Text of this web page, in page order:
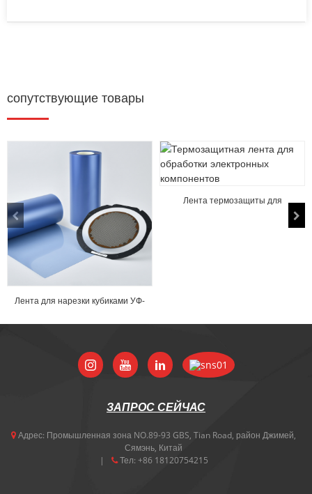
сопутствующие товары
Лента для нарезки кубиками УФ-
Лента термозащиты для
ЗАПРОС СЕЙЧАС
Адрес: Промышленная зона NO.89-93 GBS, Tian Road, район Джимей,
Сямэнь, Китай
Тел: +86 18120754215